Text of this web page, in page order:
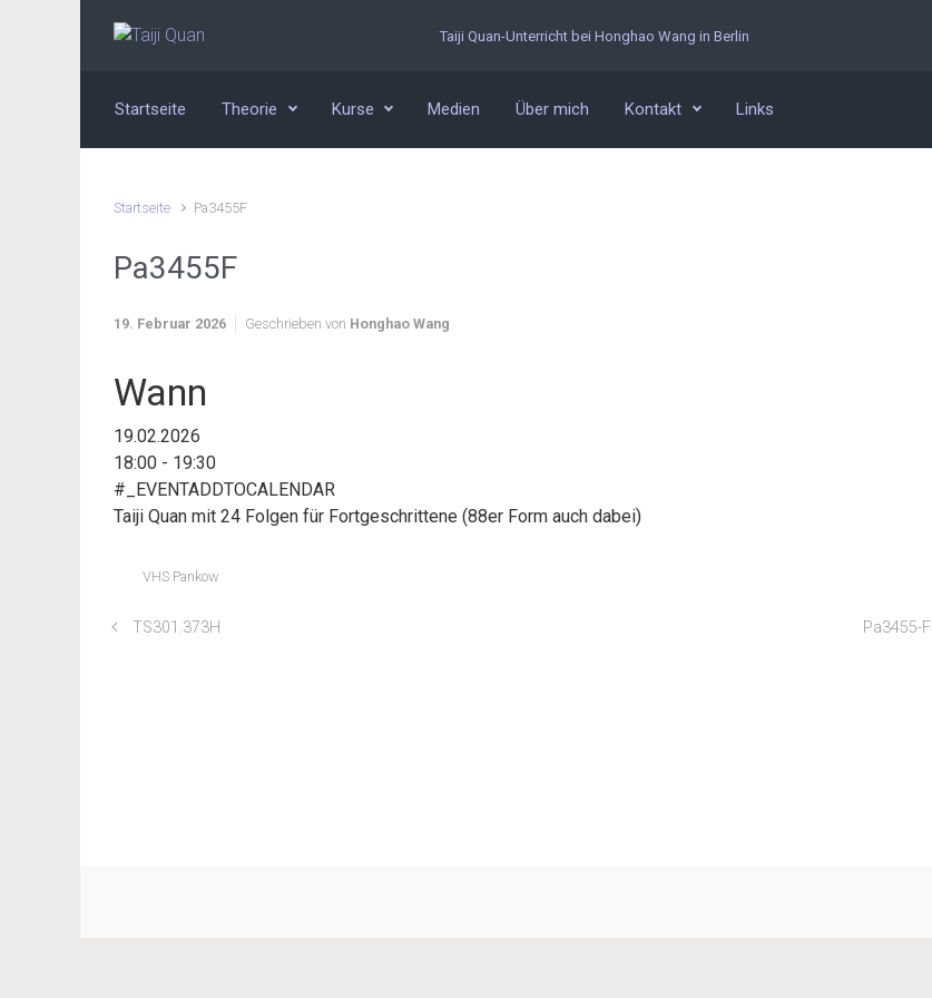
Zum Hauptinhalt springen Taiji Quan-Unterricht bei Honghao Wang in Berlin
Startseite Theorie Kurse Medien Über mich Kontakt Links
Startseite Pa3455F
Pa3455F
19. Februar 2026 Geschrieben von Honghao Wang
Wann
19.02.2026
18:00 - 19:30
#_EVENTADDTOCALENDAR
Taiji Quan mit 24 Folgen für Fortgeschrittene (88er Form auch dabei)
VHS Pankow
TS301.373H Pa3455-F